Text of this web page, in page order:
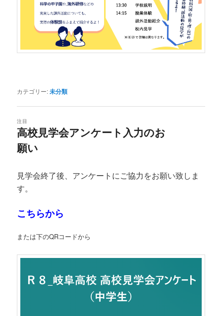
カテゴリー:未分類
高校見学会アンケート入力のお
願い
注目
見学会終了後、アンケートにご協力をお願い致しま
す。
こちらから
または下のQRコードから